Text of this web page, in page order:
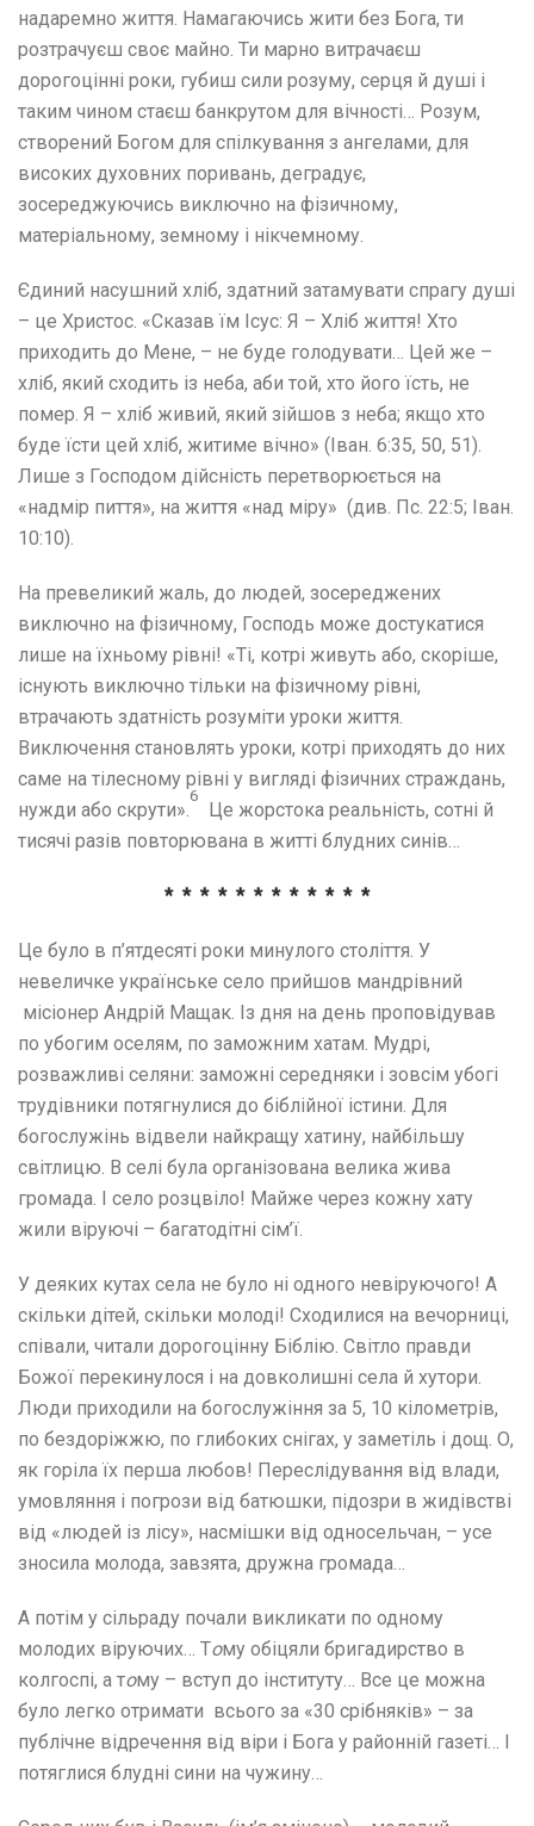
надаремно життя. Намагаючись жити без Бога, ти
розтрачуєш своє майно. Ти марно витрачаєш
дорогоцінні роки, губиш сили розуму, серця й душі і
таким чином стаєш банкрутом для вічності… Розум,
створений Богом для спілкування з ангелами, для
високих духовних поривань, деградує,
зосереджуючись виключно на фізичному,
матеріальному, земному і нікчемному.
Єдиний насушний хліб, здатний затамувати спрагу душі
– це Христос. «Сказав їм Ісус: Я – Хліб життя! Хто
приходить до Мене, – не буде голодувати… Цей же –
хліб, який сходить із неба, аби той, хто його їсть, не
помер. Я – хліб живий, який зійшов з неба; якщо хто
буде їсти цей хліб, житиме вічно» (Іван. 6:35, 50, 51).
Лише з Господом дійсність перетворюється на
«надмір пиття», на життя «над міру» (див. Пс. 22:5; Іван.
10:10).
На превеликий жаль, до людей, зосереджених
виключно на фізичному, Господь може достукатися
лише на їхньому рівні! «Ті, котрі живуть або, скоріше,
існують виключно тільки на фізичному рівні,
втрачають здатність розуміти уроки життя.
Виключення становлять уроки, котрі приходять до них
саме на тілесному рівні у вигляді фізичних страждань,
нужди або скрути».
6
Це жорстока реальність, сотні й
тисячі разів повторювана в житті блудних синів…
* * * * * * * * * * * *
Це було в п’ятдесяті роки минулого століття. У
невеличке українське село прийшов мандрівний
місіонер Андрій Мащак. Із дня на день проповідував
по убогим оселям, по заможним хатам. Мудрі,
розважливі селяни: заможні середняки і зовсім убогі
трудівники потягнулися до біблійної істини. Для
богослужінь відвели найкращу хатину, найбільшу
світлицю. В селі була організована велика жива
громада. І село розцвіло! Майже через кожну хату
жили віруючі – багатодітні сім’ї.
У деяких кутах села не було ні одного невіруючого! А
скільки дітей, скільки молоді! Сходилися на вечорниці,
співали, читали дорогоцінну Біблію. Світло правди
Божої перекинулося і на довколишні села й хутори.
Люди приходили на богослужіння за 5, 10 кілометрів,
по бездоріжжю, по глибоких снігах, у заметіль і дощ. О,
як горіла їх перша любов! Переслідування від влади,
умовляння і погрози від батюшки, підозри в жидівстві
від «людей із лісу», насмішки від односельчан, – усе
зносила молода, завзята, дружна громада…
А потім у сільраду почали викликати по одному
молодих віруючих… Тому обіцяли бригадирство в
колгоспі, а тому – вступ до інституту… Все це можна
було легко отримати всього за «30 срібняків» – за
публічне відречення від віри і Бога у районній газеті… І
потяглися блудні сини на чужину…